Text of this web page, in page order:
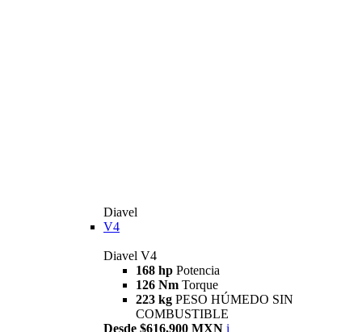
Diavel
V4
Diavel V4
168 hp Potencia
126 Nm Torque
223 kg PESO HÚMEDO SIN
COMBUSTIBLE
Desde $616,900 MXN i